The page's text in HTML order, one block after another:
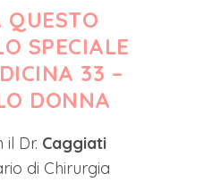
QUESTO
SPECIALE
33 –
DONNA
Dr. Caggiati
di Chirurgia